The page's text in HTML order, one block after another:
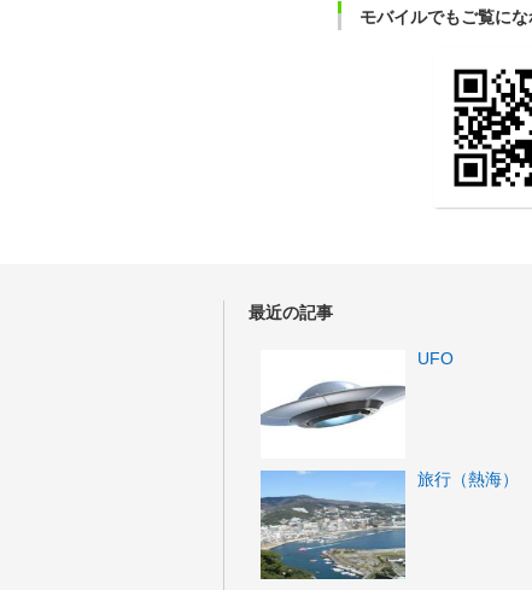
モバイルでもご覧に
最近の記事
UFO
旅行（熱海）